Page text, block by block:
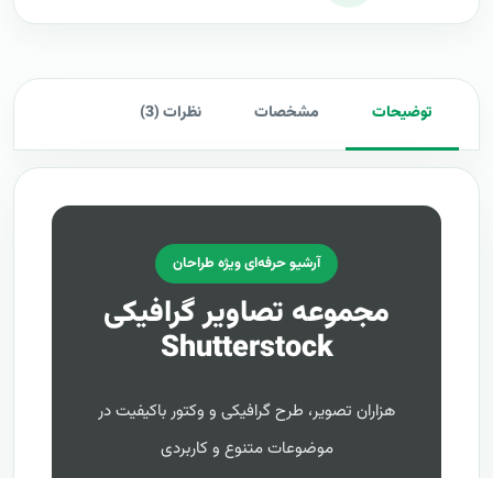
توضیحات مشخصات نظرات (3)
آرشیو حرفه‌ای ویژه طراحان
مجموعه تصاویر گرافیکی
Shutterstock
هزاران تصویر، طرح گرافیکی و وکتور باکیفیت در
موضوعات متنوع و کاربردی